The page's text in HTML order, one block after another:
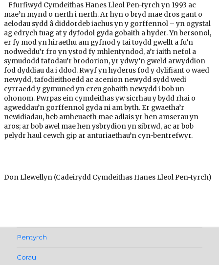
Ffurfiwyd Cymdeithas Hanes Lleol Pen-tyrch yn 1993 ac
mae’n mynd o nerth i nerth. Ar hyn o bryd mae dros gant o
aelodau sydd â diddordeb iachus yn y gorffennol – yn ogystal
ag edrych tuag at y dyfodol gyda gobaith a hyder. Yn bersonol,
er fy mod yn hiraethu am gyfnod y tai toydd gwellt a fu’n
nodweddu’r fro yn ystod fy mhlentyndod, a’r iaith nefol a
symudodd tafodau’r brodorion, yr ydwy’n gweld arwyddion
fod dyddiau da i ddod. Rwyf yn hyderus fod y dylifiant o waed
newydd, tafodieithoedd ac acenion newydd sydd wedi
cyrraedd y gymuned yn creu gobaith newydd i bob un
ohonom. Pwrpas ein cymdeithas yw sicrhau y bydd rhai o
agweddau’n gorffennol gyda ni am byth. Er gwaetha’r
newidiadau, heb amheuaeth mae adlais yr hen amserau yn
aros; ar bob awel mae hen ysbrydion yn sibrwd, ac ar bob
pelydr haul cewch gip ar anturiaethau’n cyn-bentrefwyr.
Don Llewellyn (Cadeirydd Cymdeithas Hanes Lleol Pen-tyrch)
Llywio
Pentyrch
Corau